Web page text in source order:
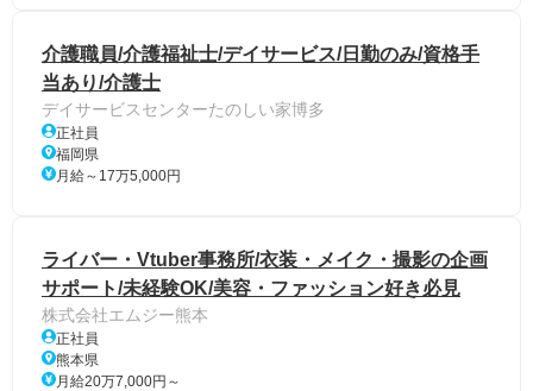
介護職員/介護福祉士/デイサービス/日勤のみ/資格手
当あり/介護士
デイサービスセンターたのしい家博多
正社員
福岡県
月給～17万5,000円
ライバー・Vtuber事務所/衣装・メイク・撮影の企画
サポート/未経験OK/美容・ファッション好き必見
株式会社エムジー熊本
正社員
熊本県
月給20万7,000円～